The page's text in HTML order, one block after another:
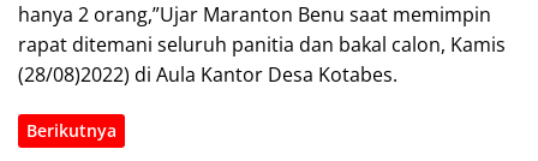
hanya 2 orang,”Ujar Maranton Benu saat memimpin
rapat ditemani seluruh panitia dan bakal calon, Kamis
(28/08)2022) di Aula Kantor Desa Kotabes.
Berikutnya